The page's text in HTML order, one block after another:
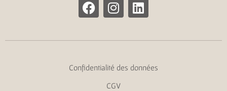
Confidentialité des données
CGV